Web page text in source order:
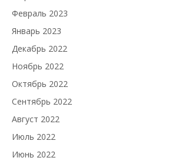
Февраль 2023
Январь 2023
Декабрь 2022
Ноябрь 2022
Октябрь 2022
Сентябрь 2022
Август 2022
Июль 2022
Июнь 2022